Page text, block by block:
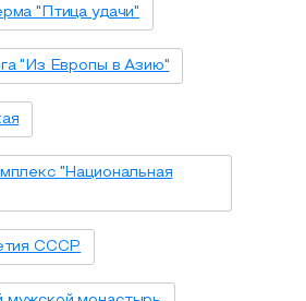
"Птица удачи"
"Из Европы в Азию"
"Национальная
СССР